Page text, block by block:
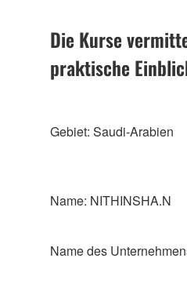
Die Kurse
praktische
Gebiet: Saudi-Arabien
Name: NITHINSHA.N
Name des